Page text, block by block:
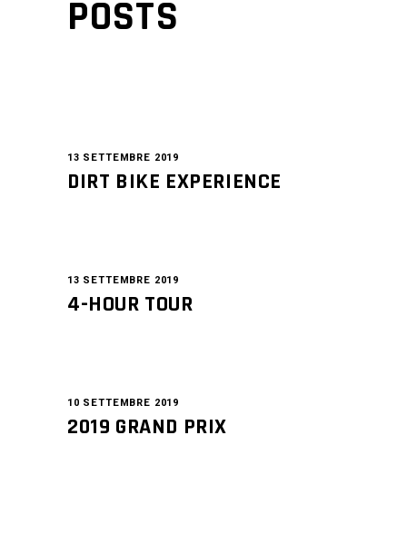
POSTS
13 SETTEMBRE 2019
DIRT BIKE EXPERIENCE
13 SETTEMBRE 2019
4-HOUR TOUR
10 SETTEMBRE 2019
2019 GRAND PRIX